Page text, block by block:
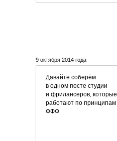
9 октября 2014 года
Давайте соберём
в одном посте студии
и фрилансеров, которые
работают по принципам
ФФФ